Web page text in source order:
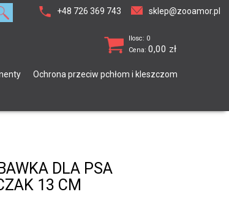
+48 726 369 743 sklep@zooamor.pl
Ilosc: 0
Cena: 0,00 zł
Ochrona przeciw pchłom i kleszczom
DLA PSA
13 CM